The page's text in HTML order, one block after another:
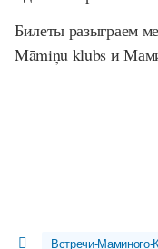
Билеты разыграем
Māmiņu klubs и
Встречи-Маминого-